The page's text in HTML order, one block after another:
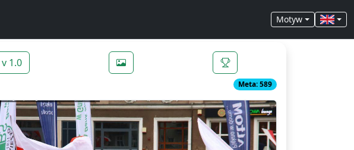
Motyw
v 1.0
Meta: 589